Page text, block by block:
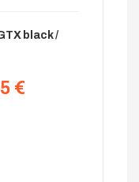
black /
€